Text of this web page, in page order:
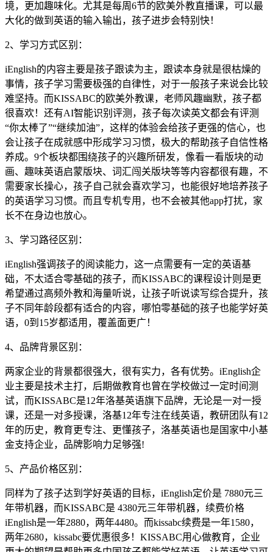
境，更加趣味化。尤其是每周6节的欧美外教直播课，可以最
大化的做到英语的输入输出，孩子进步会特别快！
2、学习方式区别：
iEnglish的内容主要是孩子跟读为主，跟读本身就是很枯燥的
事情，孩子学习需要极强的自律性，对于一般孩子来说会比较
难坚持。而KISSABC的欧美外教课，老师风趣幽默，孩子都
很喜欢！还有AI智能识别评测，孩子每次读英文都会有评测
“你太棒了”“继续加油”，这样的体验会给孩子更强的信心，也
会让孩子在成就感中形成学习习惯，极大的帮助孩子自信性格
养成。9个板块都围绕孩子的兴趣所研发，像看一看版块的动
画、趣味英语启蒙版块、词汇闯关版块等等内容都很有趣，不
需要家长操心，孩子自己就会喜欢学习，也能很好地培养孩子
的英语学习习惯。而且专机专用，也不会被其他app打扰，家
长不在身边也放心。
3、学习路径区别：
iEnglish强调孩子的阅读能力，这一点需要有一定的英语基
础，不太适合零基础的孩子，而KISSABC的课程设计则是更
希望通过高频外教和海量听说，让孩子听说读写综合提升，孩
子不同年龄段都有适合的内容，哪怕零基础的孩子也能学好英
语，0到15岁都适用，覆盖面更广！
4、品牌背景区别：
两家企业的背景都很强大，很有实力，各有优势。iEnglish企
业主要是技术主打，后期做教育也曾在学校做过一定时间测
试，而KISSABC是12年洛基英语旗下品牌，无论是一对一授
课，还是一对多授课，洛基12年专注在线英语，教研团队有12
年的历史，教育更专注、更懂孩子，洛基英语也是国家中小基
金支持企业，品牌影响力足够强!
5、产品价格区别：
同样为了孩子达到学好英语的目标，iEnglish定价是 7880元三
年带机器，而KISSABC是 4380元三年带机器，续费价格
iEnglish是一年2880，两年4480。而kissabc续费是一年1580，
两年2680，kissabc要优惠很多！KISSABC用心做教育，企业